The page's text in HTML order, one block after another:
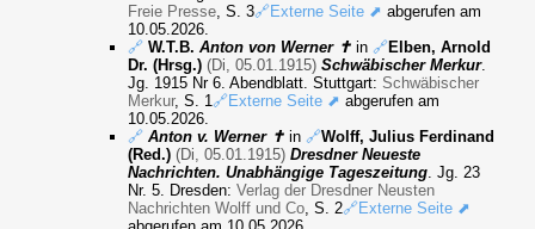
Freie Presse, S. 3🔗Externe Seite ⬈ abgerufen am
10.05.2026.
🔗 W.T.B.Anton von Werner ✝in🔗Elben, Arnold
Dr. (Hrsg.) (Di, 05.01.1915) Schwäbischer Merkur.
Jg. 1915 Nr 6. Abendblatt. Stuttgart:Schwäbischer
Merkur, S. 1🔗Externe Seite ⬈ abgerufen am
10.05.2026.
🔗 Anton v. Werner ✝in🔗Wolff, Julius Ferdinand
(Red.) (Di, 05.01.1915) Dresdner Neueste
Nachrichten. Unabhängige Tageszeitung. Jg. 23
Nr. 5. Dresden:Verlag der Dresdner Neusten
Nachrichten Wolff und Co, S. 2🔗Externe Seite ⬈